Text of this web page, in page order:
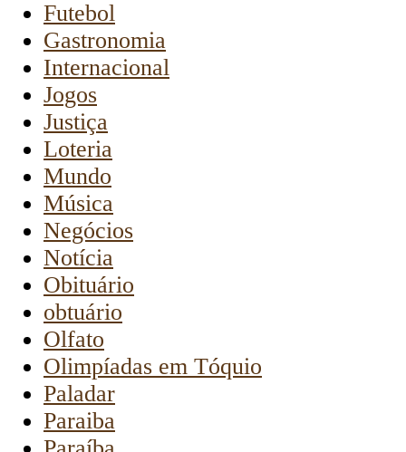
Futebol
Gastronomia
Internacional
Jogos
Justiça
Loteria
Mundo
Música
Negócios
Notícia
Obituário
obtuário
Olfato
Olimpíadas em Tóquio
Paladar
Paraiba